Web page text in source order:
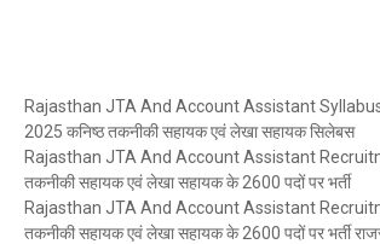
Rajasthan JTA And Account Assistant
2025 कनिष्ठ तकनीकी सहायक एवं लेखा सहायक सिलेबस
Rajasthan JTA And Account Assistant
तकनीकी सहायक एवं लेखा सहायक के 2600 पदों पर भर्ती
Rajasthan JTA And Account Assistant
तकनीकी सहायक एवं लेखा सहायक के 2600 पदों पर भर्ती